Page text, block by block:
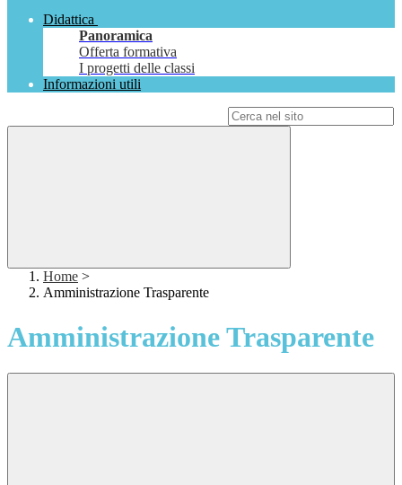
Didattica
Panoramica
Offerta formativa
I progetti delle classi
Informazioni utili
Home >
Amministrazione Trasparente
Amministrazione Trasparente